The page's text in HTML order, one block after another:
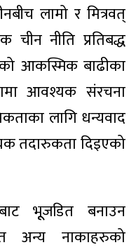
लामो र मित्रवत्
चीन नीति प्रतिबद्ध
आकस्मिक बाढीका
आवश्यक संरचना
लागि धन्यवाद
तदारुकता दिइएको
भूूजडित बनाउन
अन्य नाकाहरुको